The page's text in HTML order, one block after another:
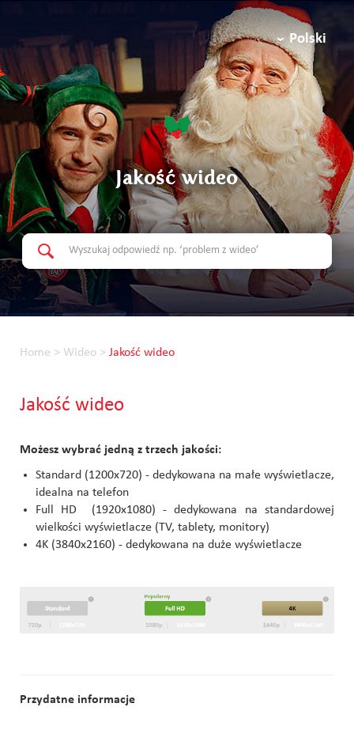
Polski
Jakość wideo
Home > Wideo > Jakość wideo
Jakość wideo
Możesz wybrać jedną z trzech jakości:
Standard (1200x720) - dedykowana na małe wyświetlacze,
idealna na telefon
Full HD (1920x1080) - dedykowana na standardowej
wielkości wyświetlacze (TV, tablety, monitory)
4K (3840x2160) - dedykowana na duże wyświetlacze
Przydatne informacje